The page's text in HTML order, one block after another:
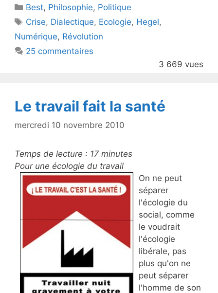
er e
b
o
o
Catégories
Best, Philosophie, Politique
Étiquettes
Crise, Dialectique, Ecologie, Hegel,
Numérique, Révolution
25 commentaires
3 669 vues
Le travail fait la santé
mercredi 10 novembre 2010
Temps de lecture : 17 minutes
Pour une écologie du travail
On ne peut
séparer
l'écologie du
social, comme
le voudrait
l'écologie
libérale, pas
plus qu'on ne
peut séparer
l'homme de son